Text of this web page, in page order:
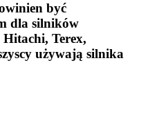
być
dla silników
Terex,
używają silnika